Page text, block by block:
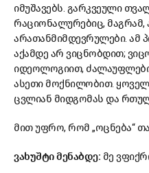
იმუშავებს. გარკვეული
რაციონალურებიც,
არათანმიმდევრულები. ამ
აქამდე არ ვიცნობდით;
იდეოლოგიით,
ასეთი მოქნილობით.
ცვლიან მიდგომას და
მით უფრო, რომ „ოცნება“
ვახუშტი მენაბდე: მე